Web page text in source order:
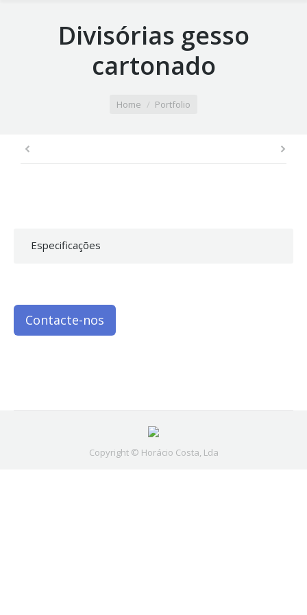
Divisórias gesso
cartonado
Home Portfolio
Especificações
Contacte-nos
Copyright © Horácio Costa, Lda